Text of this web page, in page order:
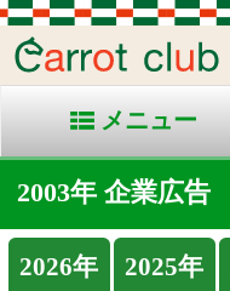
メニュー
2003年 企業広告
2026年 2025年 2024年
2021年 2020年 2019年
2016年 2015年 2014年